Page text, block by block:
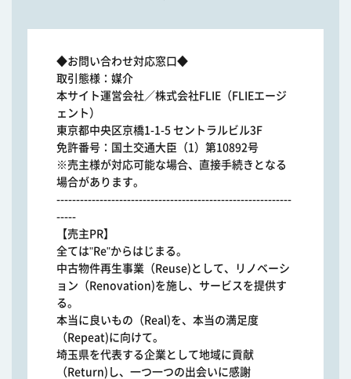
◆お問い合わせ対応窓口◆
取引態様：媒介
本サイト運営会社／株式会社FLIE（FLIEエージ
ェント）
東京都中央区京橋1-1-5 セントラルビル3F
免許番号：国土交通大臣（1）第10892号
※売主様が対応可能な場合、直接手続きとなる
場合があります。
------------------------------------------------------------
-----
【売主PR】
全ては"Re"からはじまる。
中古物件再生事業（Reuse)として、リノベーシ
ョン（Renovation)を施し、サービスを提供す
る。
本当に良いもの（Real)を、本当の満足度
（Repeat)に向けて。
埼玉県を代表する企業として地域に貢献
（Return)し、一つ一つの出会いに感謝